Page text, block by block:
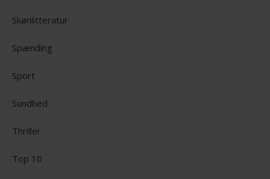
Skønlitteratur
Spænding
Sport
Sundhed
Thriller
Top 10